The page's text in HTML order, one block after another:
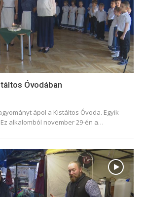
Óvodában
ápol a Kistáltos Óvoda. Egyik
alkalomból november 29-én a…